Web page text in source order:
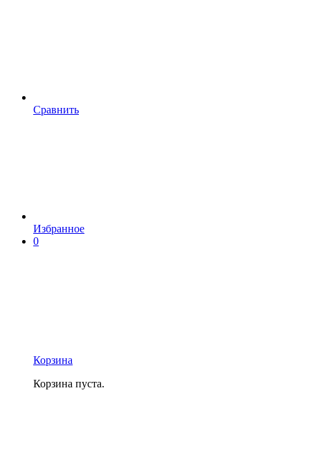
Сравнить
Избранное
0
Корзина
Корзина пуста.